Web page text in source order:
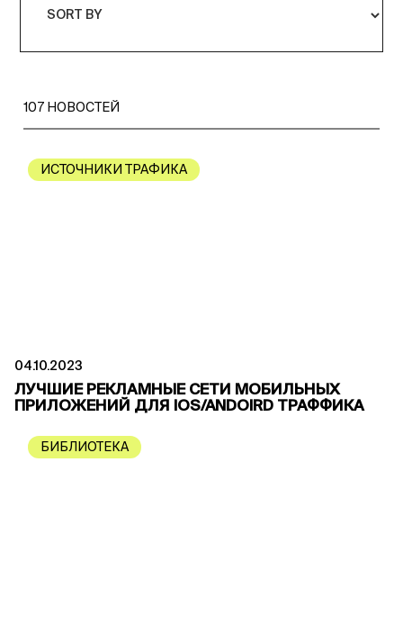
107 НОВОСТЕЙ
ИСТОЧНИКИ ТРАФИКА
04.10.2023
ЛУЧШИЕ РЕКЛАМНЫЕ СЕТИ МОБИЛЬНЫХ
ПРИЛОЖЕНИЙ ДЛЯ IOS/ANDOIRD ТРАФФИКА
БИБЛИОТЕКА